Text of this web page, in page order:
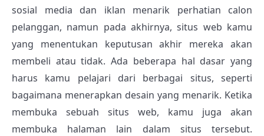
sosial media dan iklan menarik perhatian calon
pelanggan, namun pada akhirnya, situs web kamu
yang menentukan keputusan akhir mereka akan
membeli atau tidak. Ada beberapa hal dasar yang
harus kamu pelajari dari berbagai situs, seperti
bagaimana menerapkan desain yang menarik. Ketika
membuka sebuah situs web, kamu juga akan
membuka halaman lain dalam situs tersebut.